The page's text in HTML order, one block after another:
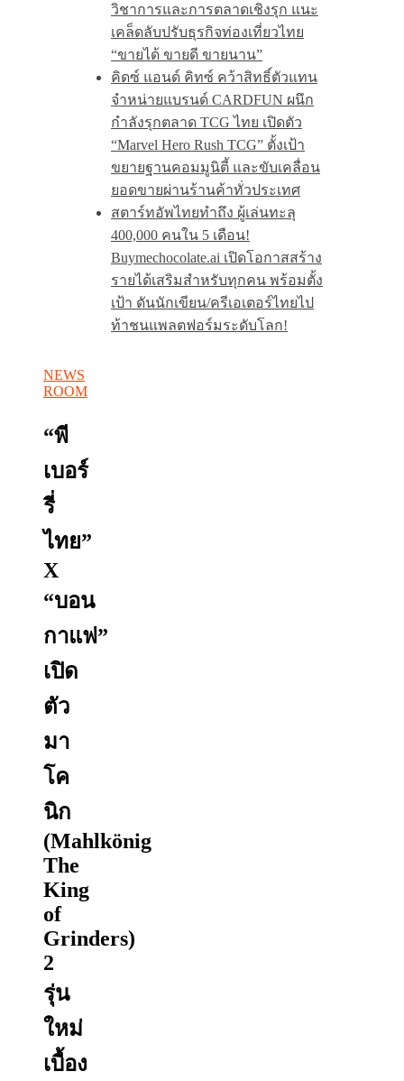
วิชาการและการตลาดเชิงรุก แนะ
เคล็ดลับปรับธุรกิจท่องเที่ยวไทย
“ขายได้ ขายดี ขายนาน”
คิดซ์ แอนด์ คิทซ์ คว้าสิทธิ์ตัวแทน
จำหน่ายแบรนด์ CARDFUN ผนึก
กำลังรุกตลาด TCG ไทย เปิดตัว
“Marvel Hero Rush TCG” ตั้งเป้า
ขยายฐานคอมมูนิตี้ และขับเคลื่อน
ยอดขายผ่านร้านค้าทั่วประเทศ
สตาร์ทอัพไทยทำถึง ผู้เล่นทะลุ
400,000 คนใน 5 เดือน!
Buymechocolate.ai เปิดโอกาสสร้าง
รายได้เสริมสำหรับทุกคน พร้อมตั้ง
เป้า ดันนักเขียน/ครีเอเตอร์ไทยไป
ท้าชนแพลตฟอร์มระดับโลก!
NEWS
ROOM
“พี
เบอร์
รี่
ไทย”
X
“บอน
กาแฟ”
เปิด
ตัว
มา
โค
นิก
(Mahlkönig
The
King
of
Grinders)
2
รุ่น
ใหม่
เบื้อง